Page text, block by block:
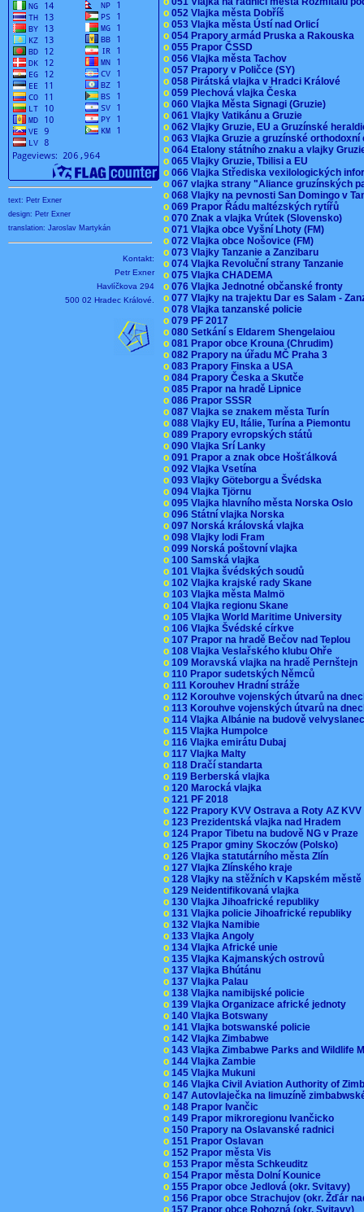
text: Petr Exner
design: Petr Exner
translation: Jaroslav Martykán
Kontakt:
Petr Exner
Havlíčkova 294
500 02 Hradec Králové.
o 052 Vlajka města Dobříš
o 053 Vlajka města Ústí nad Orlicí
o 054 Prapory armád Pruska a Rakouska
o 055 Prapor ČSSD
o 056 Vlajka města Tachov
o 057 Prapory v Poličce (SY)
o 058 Pirátská vlajka v Hradci Králové
o 059 Plechová vlajka Česka
o 060 Vlajka Města Signagi (Gruzie)
o 061 Vlajky Vatikánu a Gruzie
o 062 Vlajky Gruzie, EU a Gruzínské
o 063 Vlajka Gruzie a gruzínské
o 064 Etalony státního znaku a vlajky
o 065 Vlajky Gruzie, Tbilisi a EU
o 066 Vlajka Střediska vexilologických
o 067 vlajka strany "Aliance gruzínských
o 068 Vlajky na pevnosti San Domingo v
o 069 Prapor Řádu maltézských rytířů
o 070 Znak a vlajka Vrútek (Slovensko)
o 071 Vlajka obce Vyšní Lhoty (FM)
o 072 Vlajka obce Nošovice (FM)
o 073 Vlajky Tanzanie a Zanzibaru
o 074 Vlajka Revoluční strany Tanzanie
o 075 Vlajka CHADEMA
o 076 Vlajka Jednotné občanské fronty
o 077 Vlajky na trajektu Dar es Salam -
o 078 Vlajka tanzanské policie
o 079 PF 2017
o 080 Setkání s Eldarem Shengelaiou
o 081 Prapor obce Krouna (Chrudim)
o 082 Prapory na úřadu MČ Praha 3
o 083 Prapory Finska a USA
o 084 Prapory Česka a Skutče
o 085 Prapor na hradě Lipnice
o 086 Prapor SSSR
o 087 Vlajka se znakem města Turín
o 088 Vlajky EU, Itálie, Turína a Piemontu
o 089 Prapory evropských států
o 090 Vlajka Srí Lanky
o 091 Prapor a znak obce Hošťálková
o 092 Vlajka Vsetína
o 093 Vlajky Göteborgu a Švédska
o 094 Vlajka Tjörnu
o 095 Vlajka hlavního města Norska Oslo
o 096 Státní vlajka Norska
o 097 Norská královská vlajka
o 098 Vlajky lodi Fram
o 099 Norská poštovní vlajka
o 100 Samská vlajka
o 101 Vlajka švédských soudů
o 102 Vlajka krajské rady Skane
o 103 Vlajka města Malmö
o 104 Vlajka regionu Skane
o 105 Vlajka World Maritime University
o 106 Vlajka Švédské církve
o 107 Prapor na hradě Bečov nad Teplou
o 108 Vlajka Veslařského klubu Ohře
o 109 Moravská vlajka na hradě Pernštejn
o 110 Prapor sudetských Němců
o 111 Korouhev Hradní stráže
o 112 Korouhve vojenských útvarů na
o 113 Korouhve vojenských útvarů na
o 114 Vlajka Albánie na budově
o 115 Vlajka Humpolce
o 116 Vlajka emirátu Dubaj
o 117 Vlajka Malty
o 118 Dračí standarta
o 119 Berberská vlajka
o 120 Marocká vlajka
o 121 PF 2018
o 122 Prapory KVV Ostrava a Roty AZ
o 123 Prezidentská vlajka nad Hradem
o 124 Prapor Tibetu na budově NG v Praze
o 125 Prapor gminy Skoczów (Polsko)
o 126 Vlajka statutárního města Zlín
o 127 Vlajka Zlínského kraje
o 128 Vlajky na stěžních v Kapském
o 129 Neidentifikovaná vlajka
o 130 Vlajka Jihoafrické republiky
o 131 Vlajka policie Jihoafrické republiky
o 132 Vlajka Namibie
o 133 Vlajka Angoly
o 134 Vlajka Africké unie
o 135 Vlajka Kajmanských ostrovů
o 137 Vlajka Bhútánu
o 137 Vlajka Palau
o 138 Vlajka namibijské policie
o 139 Vlajka Organizace africké jednoty
o 140 Vlajka Botswany
o 141 Vlajka botswanské policie
o 142 Vlajka Zimbabwe
o 143 Vlajka Zimbabwe Parks and Wildlife
o 144 Vlajka Zambie
o 145 Vlajka Mukuni
o 146 Vlajka Civil Aviation Authority of
o 147 Autovlaječka na limuzíně
o 148 Prapor Ivančic
o 149 Prapor mikroregionu Ivančicko
o 150 Prapory na Oslavanské radnici
o 151 Prapor Oslavan
o 152 Prapor města Vis
o 153 Prapor města Schkeuditz
o 154 Prapor města Dolní Kounice
o 155 Prapor obce Jedlová (okr. Svitavy)
o 156 Prapor obce Strachujov (okr. Žďár
o 157 Prapor obce Rohozná (okr. Svitavy)